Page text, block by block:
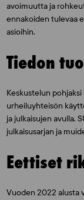
avoimuutta ja
ennakoiden tulevaa
asioihin.
Tiedon
Keskustelun
urheiluyhteisön
ja julkaisujen avulla.
julkaisusarjan ja
Eettiset
Vuoden 2022 alusta